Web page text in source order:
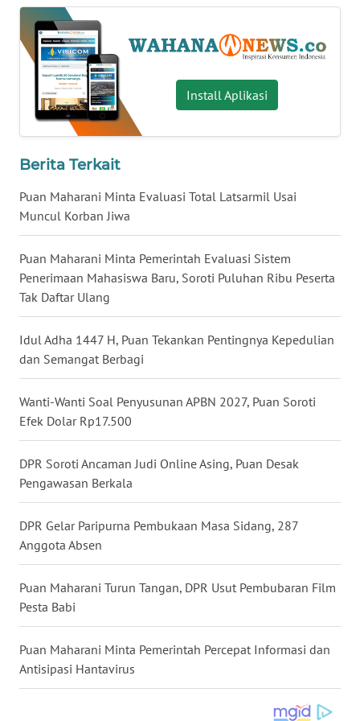
Install Aplikasi
Berita Terkait
Puan Maharani Minta Evaluasi Total Latsarmil Usai
Muncul Korban Jiwa
Puan Maharani Minta Pemerintah Evaluasi Sistem
Penerimaan Mahasiswa Baru, Soroti Puluhan Ribu Peserta
Tak Daftar Ulang
Idul Adha 1447 H, Puan Tekankan Pentingnya Kepedulian
dan Semangat Berbagi
Wanti-Wanti Soal Penyusunan APBN 2027, Puan Soroti
Efek Dolar Rp17.500
DPR Soroti Ancaman Judi Online Asing, Puan Desak
Pengawasan Berkala
DPR Gelar Paripurna Pembukaan Masa Sidang, 287
Anggota Absen
Puan Maharani Turun Tangan, DPR Usut Pembubaran Film
Pesta Babi
Puan Maharani Minta Pemerintah Percepat Informasi dan
Antisipasi Hantavirus
WN
SERAMBI
JAMBI
SULTRA
WN
NTB
WN
SULTENG
SULBAR
WN
BABEL
WN
SUMBAR
WN
SUMSEL
WN